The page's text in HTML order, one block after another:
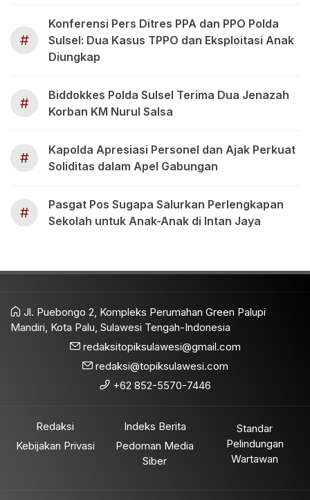
#
Konferensi Pers Ditres PPA dan PPO Polda
Sulsel: Dua Kasus TPPO dan Eksploitasi Anak
Diungkap
#
Biddokkes Polda Sulsel Terima Dua Jenazah
Korban KM Nurul Salsa
#
Kapolda Apresiasi Personel dan Ajak Perkuat
Soliditas dalam Apel Gabungan
#
Pasgat Pos Sugapa Salurkan Perlengkapan
Sekolah untuk Anak-Anak di Intan Jaya
Jl. Puebongo 2, Kompleks Perumahan Green Palupi
Mandiri, Kota Palu, Sulawesi Tengah-Indonesia
redaksitopiksulawesi@gmail.com
redaksi@topiksulawesi.com
+62 852-5570-7446
Redaksi
Kebijakan Privasi
Indeks Berita
Pedoman Media
Siber
Standar
Pelindungan
Wartawan